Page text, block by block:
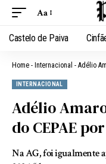
Aa
Castelo de Paiva
Home - Internacional - Adélio
INTERNACIONAL
Adélio
do CEPAE
Na AG, foi igualmente